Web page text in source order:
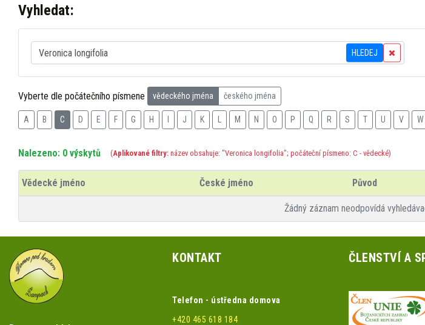
Vyhledat:
HLEDEJ
Vyberte dle počátečního písmene vědeckého jména českého jména
A B C D E F G H J K M N O P Q R S T U V W
Nalezeno: 0 výskytů (Aplikované filtry: název obsahuje: "Veronica longifolia"; počáteční písmeno: C - vědecké)
Vědecké jméno České jméno Původ
Žádný záznam neodpovídá
KONTAKT
Telefon - ústředna domova
+420 465 618 184
ČLENSTVÍ A